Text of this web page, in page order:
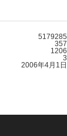
5179285
357
1206
3
2006年4月1日